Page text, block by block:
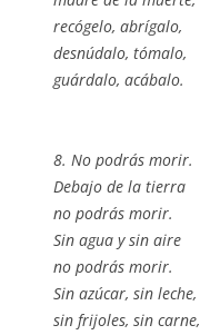
recógelo, abrígalo,
desnúdalo, tómalo,
guárdalo, acábalo.
8. No podrás morir.
Debajo de la tierra
no podrás morir.
Sin agua y sin aire
no podrás morir.
Sin azúcar, sin leche,
sin frijoles, sin carne,